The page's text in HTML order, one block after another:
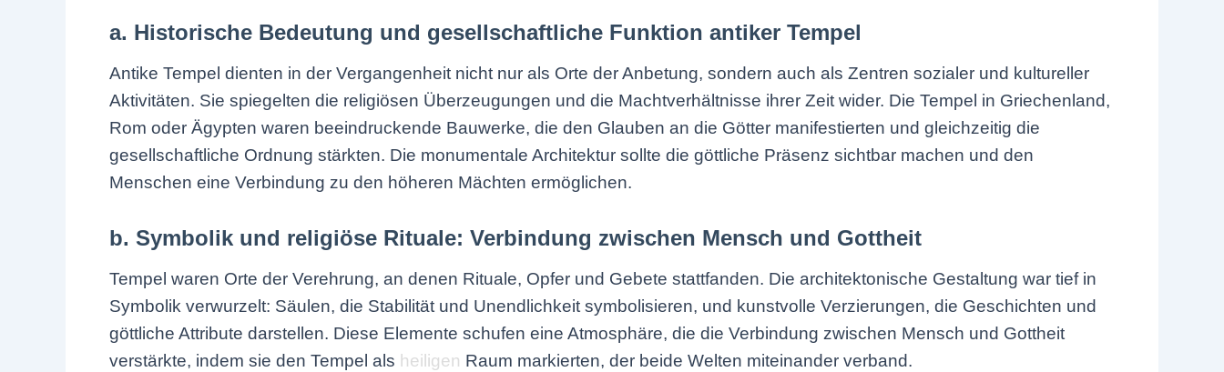
a. Historische Bedeutung und gesellschaftliche Funktion antiker Tempel
Antike Tempel dienten in der Vergangenheit nicht nur als Orte der Anbetung, sondern auch als Zentren sozialer und kultureller
Aktivitäten. Sie spiegelten die religiösen Überzeugungen und die Machtverhältnisse ihrer Zeit wider. Die Tempel in Griechenland,
Rom oder Ägypten waren beeindruckende Bauwerke, die den Glauben an die Götter manifestierten und gleichzeitig die
gesellschaftliche Ordnung stärkten. Die monumentale Architektur sollte die göttliche Präsenz sichtbar machen und den
Menschen eine Verbindung zu den höheren Mächten ermöglichen.
b. Symbolik und religiöse Rituale: Verbindung zwischen Mensch und Gottheit
Tempel waren Orte der Verehrung, an denen Rituale, Opfer und Gebete stattfanden. Die architektonische Gestaltung war tief in
Symbolik verwurzelt: Säulen, die Stabilität und Unendlichkeit symbolisieren, und kunstvolle Verzierungen, die Geschichten und
göttliche Attribute darstellen. Diese Elemente schufen eine Atmosphäre, die die Verbindung zwischen Mensch und Gottheit
verstärkte, indem sie den Tempel als heiligen Raum markierten, der beide Welten miteinander verband.